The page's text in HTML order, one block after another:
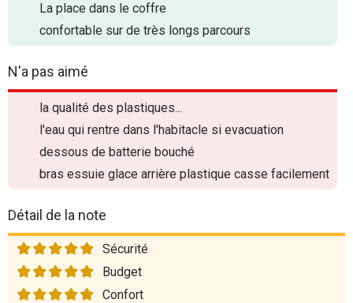
La place dans le coffre
confortable sur de très longs parcours
N'a pas aimé
la qualité des plastiques...
l'eau qui rentre dans l'habitacle si evacuation
dessous de batterie bouché
bras essuie glace arrière plastique casse facilement
Détail de la note
Sécurité
Budget
Confort